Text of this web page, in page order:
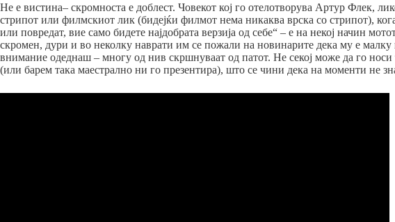
Не е вистина– скромноста е доблест. Човекот кој го отелотворува Артур Флек,
стрипот или филмскиот лик (бидејќи филмот нема никаква врска со стрипот),
или повредат, вие само бидете најдобрата верзија од себе“ – е на некој начин
скромен, дури и во неколку наврати им се пожали на новинарите дека му е
внимание одеднаш – многу од нив скршнуваат од патот. Не секој може да го носи
(или барем така маестрално ни го презентира), што се чини дека на моменти не